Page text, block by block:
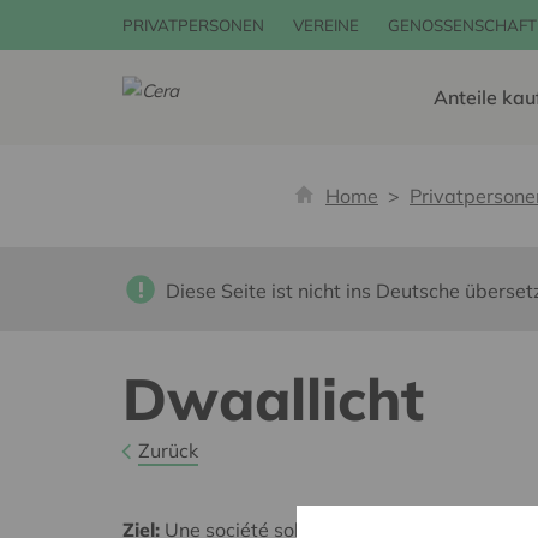
PRIVATPERSONEN VEREINE
Anteile
Home
Diese Seite ist nicht ins Deutsche
Dwaallicht
Zurück
Ziel: Une société solidaire et respectueuse,